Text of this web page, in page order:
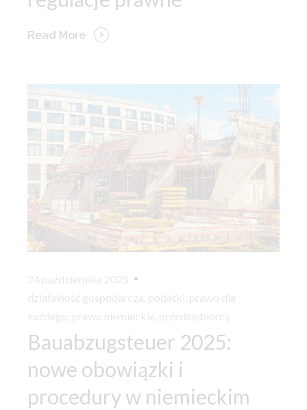
Read More
24 października 2025
działalność gospodarcza podatki prawo dla
każdego prawo niemieckie przedsiębiorcy
Bauabzugsteuer 2025:
nowe obowiązki i
procedury w niemieckim